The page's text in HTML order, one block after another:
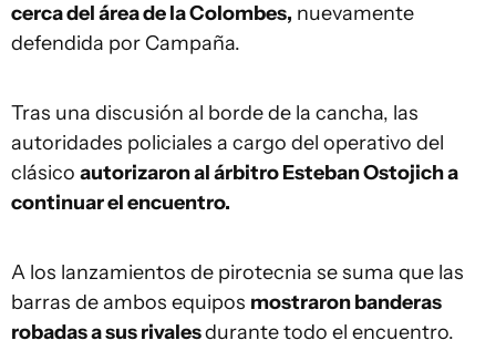
cerca del área de la Colombes, nuevamente
defendida por Campaña.
Tras una discusión al borde de la cancha, las
autoridades policiales a cargo del operativo del
clásico autorizaron al árbitro Esteban Ostojich a
continuar el encuentro.
A los lanzamientos de pirotecnia se suma que las
barras de ambos equipos mostraron banderas
robadas a sus rivalesdurante todo el encuentro.